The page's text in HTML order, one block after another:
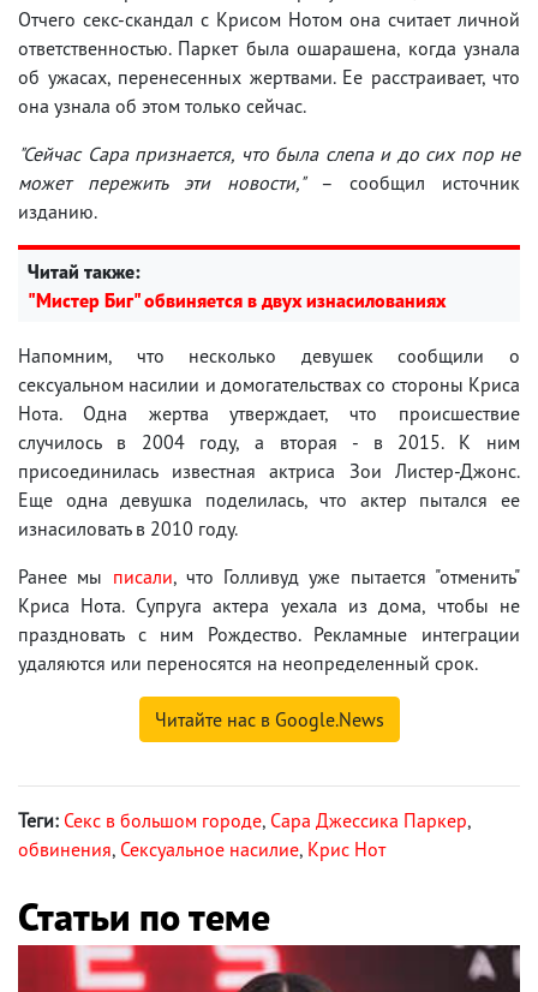
Отчего секс-скандал с Крисом Нотом она считает личной
ответственностью. Паркет была ошарашена, когда узнала
об ужасах, перенесенных жертвами. Ее расстраивает, что
она узнала об этом только сейчас.
"Сейчас Сара признается, что была слепа и до сих пор не
может пережить эти новости,"– сообщил источник
изданию.
Читай также:
"Мистер Биг" обвиняется в двух изнасилованиях
Напомним, что несколько девушек сообщили о
сексуальном насилии и домогательствах со стороны Криса
Нота. Одна жертва утверждает, что происшествие
случилось в 2004 году, а вторая - в 2015. К ним
присоединилась известная актриса Зои Листер-Джонс.
Еще одна девушка поделилась, что актер пытался ее
изнасиловать в 2010 году.
Ранее мы писали, что Голливуд уже пытается "отменить"
Криса Нота. Супруга актера уехала из дома, чтобы не
праздновать с ним Рождество. Рекламные интеграции
удаляются или переносятся на неопределенный срок.
Читайте нас в Google.News
Теги: Секс в большом городе, Сара Джессика Паркер,
обвинения, Сексуальное насилие, Крис Нот
Статьи по теме